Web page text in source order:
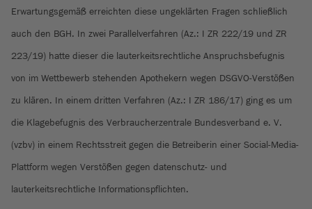
Erwartungsgemäß erreichten diese ungeklärten Fragen schließlich
auch den BGH. In zwei Parallelverfahren (Az.: I ZR 222/19 und ZR
223/19) hatte dieser die lauterkeitsrechtliche Anspruchsbefugnis
von im Wettbewerb stehenden Apothekern wegen DSGVO-Verstößen
zu klären. In einem dritten Verfahren (Az.: I ZR 186/17) ging es um
die Klagebefugnis des Verbraucherzentrale Bundesverband e. V.
(vzbv) in einem Rechtsstreit gegen die Betreiberin einer Social-Media-
Plattform wegen Verstößen gegen datenschutz- und
lauterkeitsrechtliche Informationspflichten.